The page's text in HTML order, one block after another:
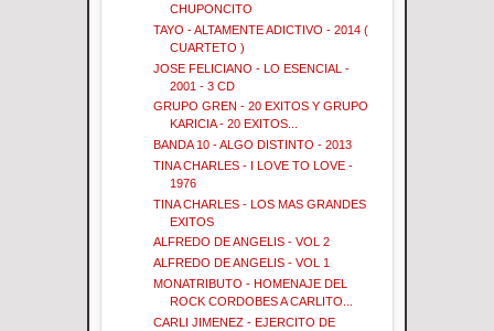
CHUPONCITO
TAYO - ALTAMENTE ADICTIVO - 2014 (
CUARTETO )
JOSE FELICIANO - LO ESENCIAL -
2001 - 3 CD
GRUPO GREN - 20 EXITOS Y GRUPO
KARICIA - 20 EXITOS...
BANDA 10 - ALGO DISTINTO - 2013
TINA CHARLES - I LOVE TO LOVE -
1976
TINA CHARLES - LOS MAS GRANDES
EXITOS
ALFREDO DE ANGELIS - VOL 2
ALFREDO DE ANGELIS - VOL 1
MONATRIBUTO - HOMENAJE DEL
ROCK CORDOBES A CARLITO...
CARLI JIMENEZ - EJERCITO DE